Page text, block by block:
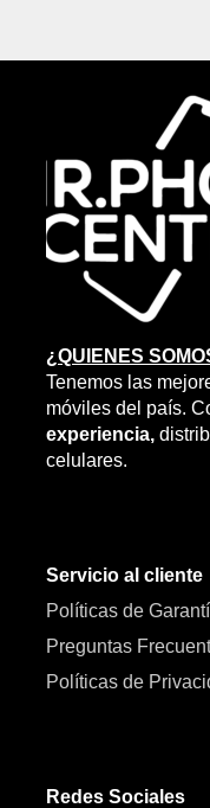
¿QUIENES
Tenemos las
móviles del país.
experiencia,
celulares.
Servicio al cliente
Políticas de
Preguntas
Políticas de
Redes Sociales